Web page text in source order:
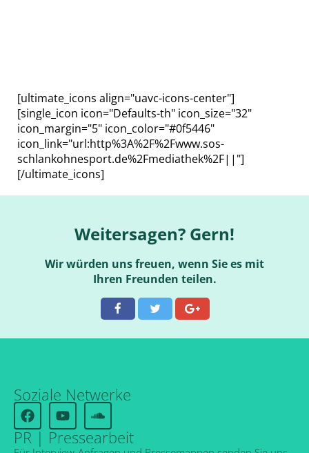
[ultimate_icons align="uavc-icons-center"]
[single_icon icon="Defaults-th" icon_size="32"
icon_margin="5" icon_color="#0f5446"
icon_link="url:http%3A%2F%2Fwww.sos-
schlankohnesport.de%2Fmediathek%2F||"]
[/ultimate_icons]
Weitersagen? Gern!
Wir würden uns freuen, wenn Sie es mit
Ihren Freunden teilen.
Soziale Netwerke
PR | Pressearbeit